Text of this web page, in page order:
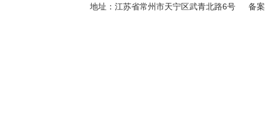
地址：江苏省常州市天宁区武青北路6号 备